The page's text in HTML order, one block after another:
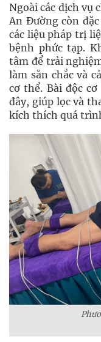
Ngoài các dịch vụ
An Đường còn
các liệu pháp trị
bệnh phức tạp.
tâm để trải
làm săn chắc và
cơ thể. Bài độc
đây, giúp lọc và
kích thích quá